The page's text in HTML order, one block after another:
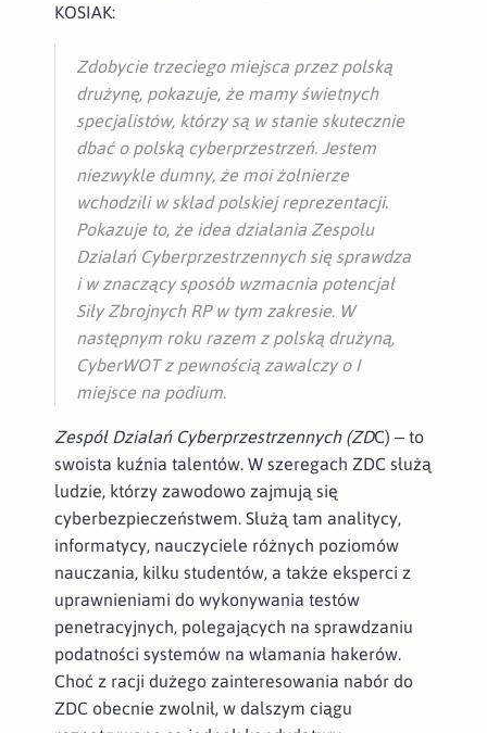
KOSIAK:
Zdobycie trzeciego miejsca przez polską
drużynę, pokazuje, że mamy świetnych
specjalistów, którzy są w stanie skutecznie
dbać o polską cyberprzestrzeń. Jestem
niezwykle dumny, że moi żołnierze
wchodzili w skład polskiej reprezentacji.
Pokazuje to, że idea działania Zespołu
Działań Cyberprzestrzennych się sprawdza
i w znaczący sposób wzmacnia potencjał
Siły Zbrojnych RP w tym zakresie. W
następnym roku razem z polską drużyną,
CyberWOT z pewnością zawalczy o I
miejsce na podium.
Zespół Działań Cyberprzestrzennych(ZDC) – to
swoista kuźnia talentów. W szeregach ZDC służą
ludzie, którzy zawodowo zajmują się
cyberbezpieczeństwem. Służą tam analitycy,
informatycy, nauczyciele różnych poziomów
nauczania, kilku studentów, a także eksperci z
uprawnieniami do wykonywania testów
penetracyjnych, polegających na sprawdzaniu
podatności systemów na włamania hakerów.
Choć z racji dużego zainteresowania nabór do
ZDC obecnie zwolnił, w dalszym ciągu